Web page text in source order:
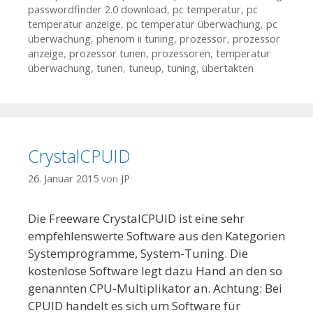
passwordfinder 2.0 download, pc temperatur, pc
temperatur anzeige, pc temperatur überwachung, pc
überwachung, phenom ii tuning, prozessor, prozessor
anzeige, prozessor tunen, prozessoren, temperatur
überwachung, tunen, tuneup, tuning, übertakten
CrystalCPUID
26. Januar 2015 von JP
Die Freeware CrystalCPUID ist eine sehr
empfehlenswerte Software aus den Kategorien
Systemprogramme, System-Tuning. Die
kostenlose Software legt dazu Hand an den so
genannten CPU-Multiplikator an. Achtung: Bei
CPUID handelt es sich um Software für